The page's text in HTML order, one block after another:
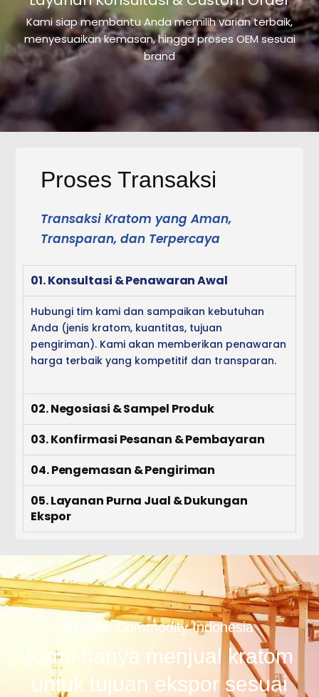
Kami siap membantu Anda memilih varian terbaik,
menyesuaikan kemasan, hingga proses OEM sesuai
brand
Proses Transaksi
Transaksi Kratom yang Aman,
Transparan, dan Terpercaya
01. Konsultasi & Penawaran Awal
Hubungi tim kami dan sampaikan kebutuhan
Anda (jenis kratom, kuantitas, tujuan
pengiriman). Kami akan memberikan penawaran
harga terbaik yang kompetitif dan transparan.
02. Negosiasi & Sampel Produk
03. Konfirmasi Pesanan & Pembayaran
04. Pengemasan & Pengiriman
05. Layanan Purna Jual & Dukungan
Ekspor
Kratom Commodity Indonesia
Kami hanya menjual kratom
untuk tujuan ekspor sesuai